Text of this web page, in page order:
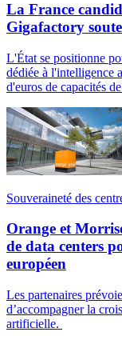
La France
Gigafactory
L'État se positionne
dédiée à l'intelligence
d'euros de capacités
Souveraineté des
Orange et
de data centers
européen
Les partenaires
d’accompagner la
artificielle.